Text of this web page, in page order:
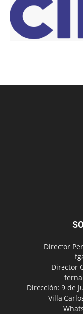
Director
Director
Dirección: 9 de
Villa